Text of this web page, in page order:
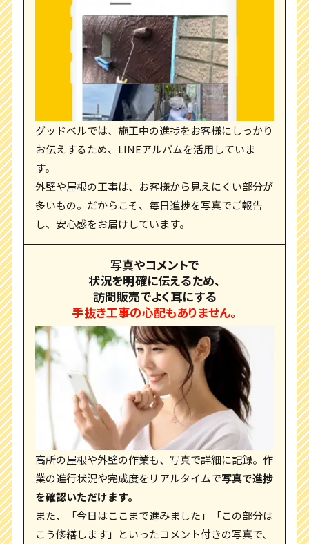
グッドベルでは、施工中の進捗をお客様にしっかり
お伝えするため、LINEアルバムを活用していま
す。
外壁や屋根の工事は、お客様から見えにくい部分が
多いもの。だからこそ、毎日進捗を写真でご報告
し、安心感をお届けしています。
写真やコメントで
状況を明確に伝えるため、
訪問販売でよく耳にする
手抜き工事の心配もありません。
高所の屋根や外壁の作業も、写真で詳細に記録。作
業の進行状況や完成度をリアルタイムで写真で進捗
を確認いただけます。
また、「今日はここまで進みました」「この部分は
こう修繕します」といったコメント付きの写真で、